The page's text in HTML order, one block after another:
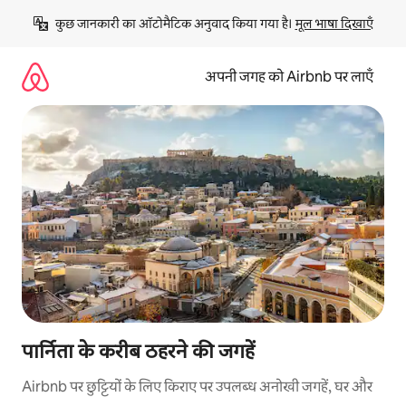
छोड़कर
कॉन्टेंट
कुछ जानकारी का ऑटोमैटिक अनुवाद किया गया है। मूल भाषा दिखाएँ
अपनी जगह को Airbnb पर लाएँ
पार्निता के करीब ठहरने की जगहें
Airbnb पर छुट्टियों के लिए किराए पर उपलब्ध अनोखी जगहें, घर और